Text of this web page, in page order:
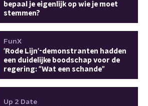
bepaal je eigenlijk op wie je moet
stemmen?
FunX
'Rode Lijn'-demonstranten hadden
een duidelijke boodschap voor de
regering: "Wat een schande"
Up 2 Date